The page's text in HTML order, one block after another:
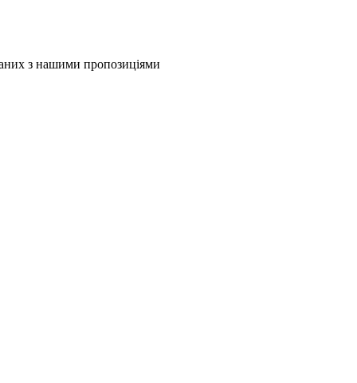
з нашими пропозиціями